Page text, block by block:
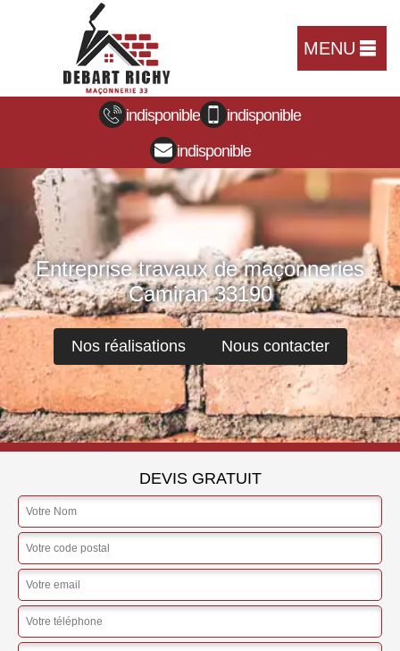
MENU
indisponible
indisponible
indisponible
Entreprise travaux de maçonneries
Camiran 33190
Nos réalisations Nous contacter
DEVIS GRATUIT